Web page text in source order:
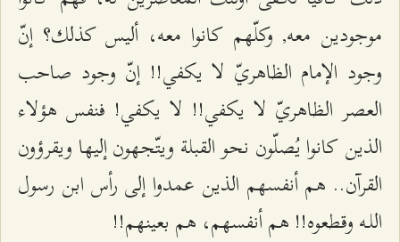
موجودين معه, وكلّهم كانوا معه، أليس كذلك؟ إنّ
وجود الإمام الظاهريّ لا يكفي!! إنّ وجود صاحب
العصر الظاهريّ لا يكفي!! لا يكفي! فنفس هؤلاء
الذين كانوا يُصلّون نحو القبلة ويتّجهون إليها ويقرؤون
القرآن.. هم أنفسهم الذين عمدوا إلى رأس ابن رسول
اللـه وقطعوه!! هم أنفسهم، هم بعينهم!!